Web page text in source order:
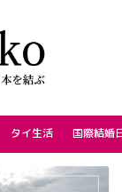
タイ生活 国際結婚